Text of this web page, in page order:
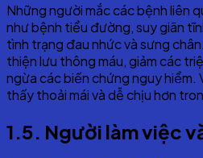
Những người mắc các bệnh liên
như bệnh tiểu đường, suy giãn
tình trạng đau nhức và sưng
thiện lưu thông máu, giảm các
ngừa các biến chứng nguy hiểm.
thấy thoải mái và dễ chịu hơn
1.5. Người làm việc